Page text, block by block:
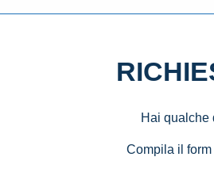
Hai qualche
Compila il